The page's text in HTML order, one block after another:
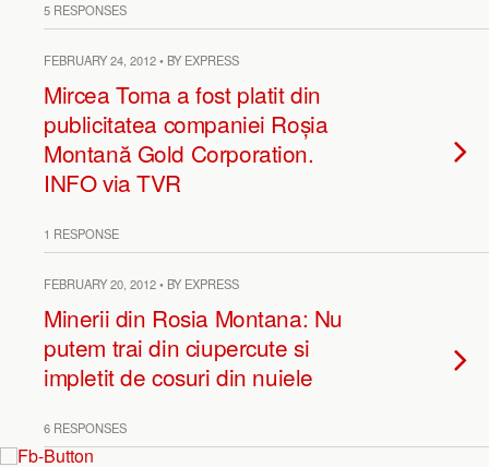
5 RESPONSES
FEBRUARY 24, 2012 • BY EXPRESS
Mircea Toma a fost platit din
publicitatea companiei Roșia
Montană Gold Corporation.
INFO via TVR
1 RESPONSE
FEBRUARY 20, 2012 • BY EXPRESS
Minerii din Rosia Montana: Nu
putem trai din ciupercute si
impletit de cosuri din nuiele
6 RESPONSES